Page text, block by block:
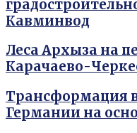
Кавминвод
Леса Архыза на
Карачаево-
Трансформация
Германии на